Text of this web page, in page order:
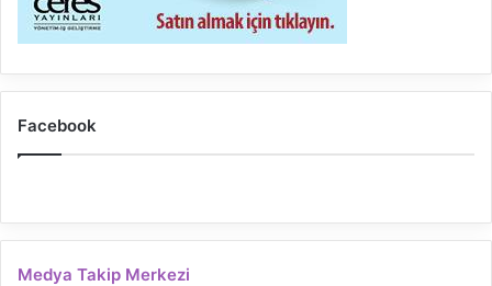
Facebook
Medya Takip Merkezi